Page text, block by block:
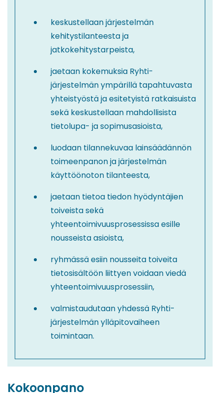
keskustellaan järjestelmän
kehitystilanteesta ja
jatkokehitystarpeista,
jaetaan kokemuksia Ryhti-
järjestelmän ympärillä tapahtuvasta
yhteistyöstä ja esitetyistä ratkaisuista
sekä keskustellaan mahdollisista
tietolupa- ja sopimusasioista,
luodaan tilannekuvaa lainsäädännön
toimeenpanon ja järjestelmän
käyttöönoton tilanteesta,
jaetaan tietoa tiedon hyödyntäjien
toiveista sekä
yhteentoimivuusprosessissa esille
nousseista asioista,
ryhmässä esiin nousseita toiveita
tietosisältöön liittyen voidaan viedä
yhteentoimivuusprosessiin,
valmistaudutaan yhdessä Ryhti-
järjestelmän ylläpitovaiheen
toimintaan.
Kokoonpano